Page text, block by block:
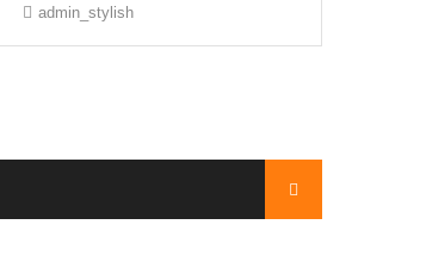
admin_stylish